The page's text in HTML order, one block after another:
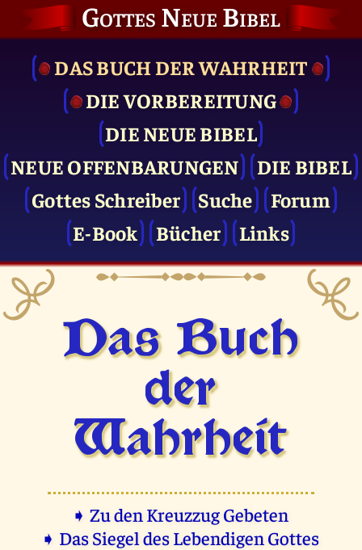
Gottes Neue Bibel
DAS BUCH DER WAHRHEIT
DIE VOR­BEREITUNG
DIE NEUE BIBEL
NEUE OFFENBARUNGEN
DIE BIBEL
Gottes Schreiber
Suche
Forum
E-Book
Bücher Links
Das Buch
der
Wahrheit
➧ Zu den Kreuzzug Gebeten
➧ Das Siegel des Lebendigen Gottes